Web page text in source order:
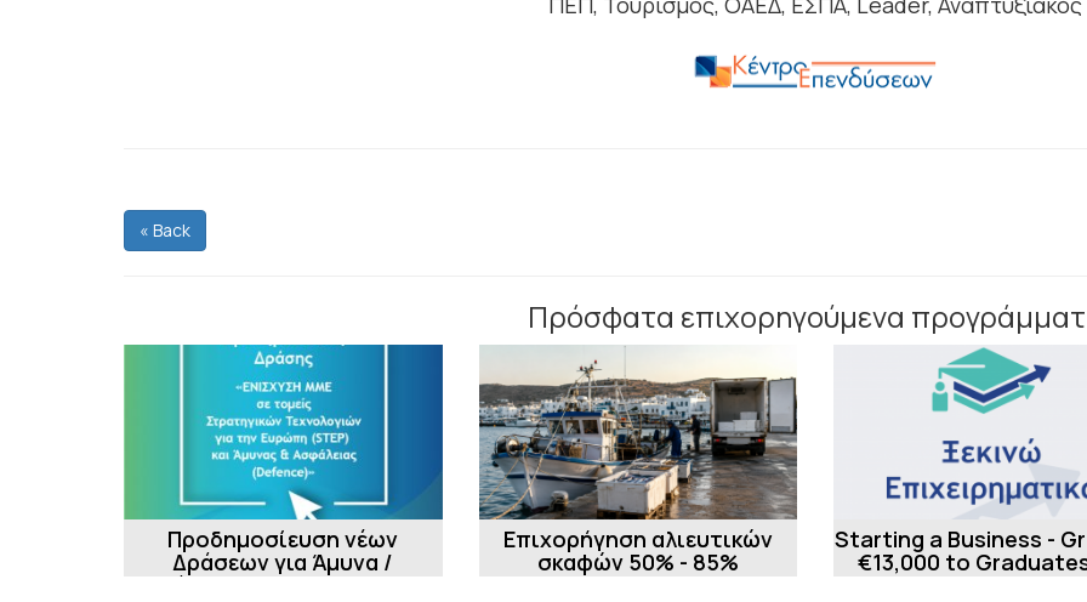
« Back
Πρόσφατα επιχορηγούμενα
Προδημοσίευση νέων
Δράσεων για Άμυνα /
Ασφάλεια - STEP και DEFENSE
Επιχορήγηση αλιευτικών
σκαφών 50% - 85%
Starting a Business -
€13,000 to